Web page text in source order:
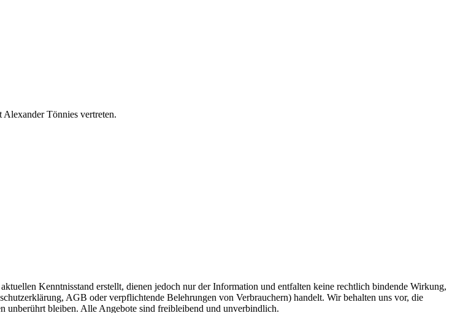
Tönnies vertreten.
Kenntnisstand erstellt, dienen jedoch nur der Information und entfalten keine rechtlich bindende Wirkung,
AGB oder verpflichtende Belehrungen von Verbrauchern) handelt. Wir behalten uns vor, die
unberührt bleiben. Alle Angebote sind freibleibend und unverbindlich.